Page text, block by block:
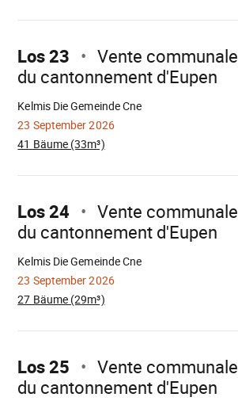
Mach
Los 23
Vente communale
du cantonnement d'Eupen
23 September 2026
Kelmis Die Gemeinde Cne
41 Bäume (33m³)
Wird
Mach
Los 24
Vente communale
du cantonnement d'Eupen
23 September 2026
Kelmis Die Gemeinde Cne
27 Bäume (29m³)
Wird
Mach
Los 25
Vente communale
du cantonnement d'Eupen
Wird